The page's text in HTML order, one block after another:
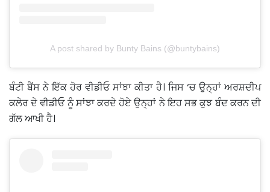
A post shared by Bunty Bains (@buntybains)
ਬੰਟੀ ਬੈਂਸ ਨੇ ਇੱਕ ਹੋਰ ਵੀਡੀਓ ਸਾਂਝਾ ਕੀਤਾ ਹੈ। ਜਿਸ ‘ਚ ਉਨ੍ਹਾਂ ਅਰਸ਼ਦੀਪ
ਕਲੇਰ ਦੇ ਵੀਡੀਓ ਨੂੰ ਸਾਂਝਾ ਕਰਦੇ ਹੋਏ ਉਨ੍ਹਾਂ ਨੇ ਇਹ ਸਭ ਕੁਝ ਬੰਦ ਕਰਨ ਦੀ
ਗੱਲ ਆਖੀ ਹੈ।